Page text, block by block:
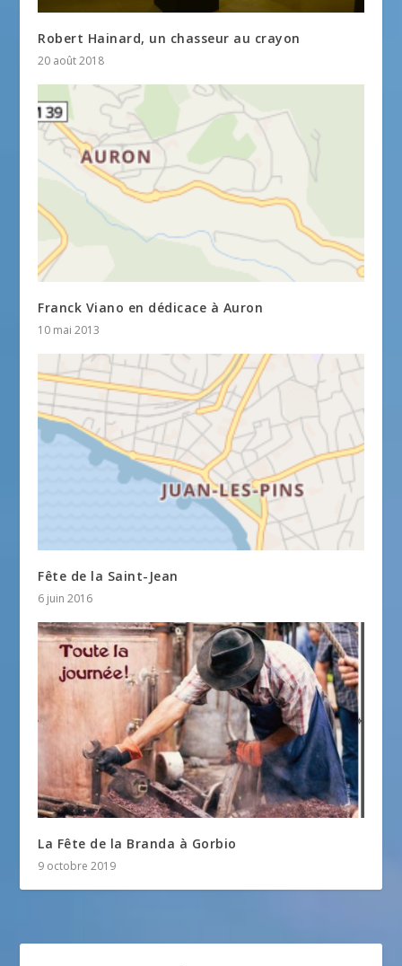
Robert Hainard, un chasseur au crayon
20 août 2018
Franck Viano en dédicace à Auron
10 mai 2013
Fête de la Saint-Jean
6 juin 2016
La Fête de la Branda à Gorbio
9 octobre 2019